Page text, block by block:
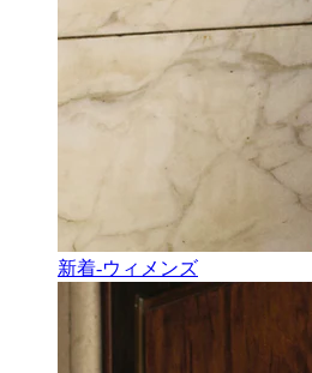
新着-ウィメンズ